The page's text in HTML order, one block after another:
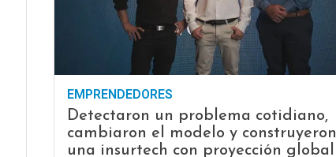
EMPRENDEDORES
Detectaron un problema cotidiano,
cambiaron el modelo y construyeron
una insurtech con proyección global